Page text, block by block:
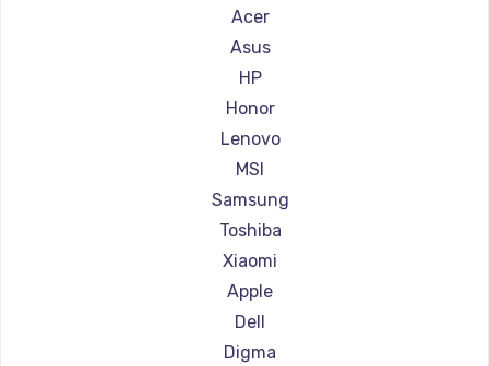
Ремонт ноутбуков Gigabyte
Ремонт ноутбуков Aorus
Ремонт ноутбуков Maibenben
Ремонт ноутбуков Getac
Ремонт ноутбуков Epson
Ремонт ноутбуков Philips
Ремонт ноутбуков LG
Ремонт ноутбуков Panasonic
Ремонт ноутбуков Irbis
Ремонт ноутбуков Thunderobot
Ремонт ноутбуков Hasee
Ремонт ноутбуков ZTE
Acer
Asus
HP
Honor
Lenovo
MSI
Samsung
Toshiba
Xiaomi
Apple
Dell
Digma